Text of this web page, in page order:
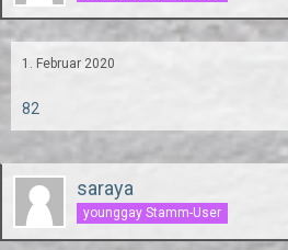
1. Februar 2020
82
saraya
younggay Stamm-User